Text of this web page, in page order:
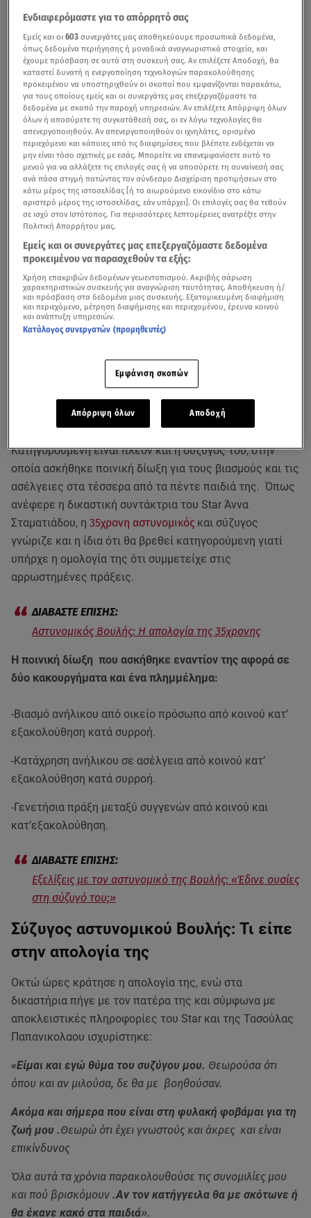
Eξελίξεις υπήρξαν στην υπόθεση του
που κακοποιούσε τα παιδιά του και η οποία έχει
σοκάρει την ελληνική κοινωνία.
Κατηγορούμενη είναι πλέον και η σύζυγός του, στην
οποία ασκήθηκε ποινική δίωξη για τους βιασμούς και τις
ασέλγειες στα τέσσερα από τα πέντε παιδιά της. Όπως
ανέφερε η δικαστική συντάκτρια του Star Άννα
Σταματιάδου, η 35χρονη αστυνομικός και σύζυγος
γνώριζε και η ίδια ότι θα βρεθεί κατηγορούμενη γιατί
υπήρχε η ομολογία της ότι συμμετείχε στις
αρρωστημένες πράξεις.
Αστυνομικός Βουλής: Η απολογία της 35χρονης
Η ποινική δίωξη που ασκήθηκε εναντίον της αφορά σε
δύο κακουργήματα και ένα πλημμέλημα:
-Βιασμό ανήλικου από οικείο πρόσωπο από κοινού κατ’
εξακολούθηση κατά συρροή.
-Κατάχρηση ανήλικου σε ασέλγεια από κοινού κατ’
εξακολούθηση κατά συρροή.
-Γενετήσια πράξη μεταξύ συγγενών από κοινού και
κατ’εξακολούθηση.
Εξελίξεις με τον αστυνομικό της Βουλής: «Έδινε ουσίες
στη σύζυγό του;»
Σύζυγος αστυνομικού Βουλής: Τι είπε
στην απολογία της
Οκτώ ώρες κράτησε η απολογία της, ενώ στα
δικαστήρια πήγε με τον πατέρα της και σύμφωνα με
αποκλειστικές πληροφορίες του Star και της Τασούλας
Παπανικολαου ισχυρίστηκε:
«Είμαι και εγώ θύμα του συζύγου μου. Θεωρούσα ότι
όπου και αν μιλούσα, δε θα με βοηθούσαν.
Ακόμα και σήμερα που είναι στη φυλακή φοβάμαι για τη
ζωή μου .Θεωρώ ότι έχει γνωστούς και άκρες και είναι
επικίνδυνος
Όλα αυτά τα χρόνια παρακολουθούσε τις συνομιλίες μου
και πού βρισκόμουν .Αν τον κατήγγειλα θα με σκότωνε ή
θα έκανε κακό στα παιδιά».
Ενδιαφερόμαστε για το απόρρητό σας
Εμείς και οι603 συνεργάτες μας αποθηκεύουμε προσωπικά δεδομένα,
όπως δεδομένα περιήγησης ή μοναδικά αναγνωριστικά στοιχεία, και
έχουμε πρόσβαση σε αυτά στη συσκευή σας. Αν επιλέξετε Αποδοχή, θα
καταστεί δυνατή η ενεργοποίηση τεχνολογιών παρακολούθησης
προκειμένου να υποστηριχθούν οι σκοποί που εμφανίζονται παρακάτω,
για τους οποίους εμείς και οι συνεργάτες μας επεξεργαζόμαστε τα
δεδομένα με σκοπό την παροχή υπηρεσιών. Αν επιλέξετε Απόρριψη όλων
όλων ή αποσύρετε τη συγκατάθεσή σας, οι εν λόγω τεχνολογίες θα
απενεργοποιηθούν. Αν απενεργοποιηθούν οι ιχνηλάτες, ορισμένο
περιεχόμενο και κάποιες από τις διαφημίσεις που βλέπετε ενδέχεται να
μην είναι τόσο σχετικές με εσάς. Μπορείτε να επανεμφανίσετε αυτό το
μενού για να αλλάξετε τις επιλογές σας ή να αποσύρετε τη συναίνεσή σας
ανά πάσα στιγμή πατώντας τον σύνδεσμο Διαχείριση προτιμήσεων στο
κάτω μέρος της ιστοσελίδας [ή το αιωρούμενο εικονίδιο στο κάτω
αριστερό μέρος της ιστοσελίδας, εάν υπάρχει]. Οι επιλογές σας θα τεθούν
σε ισχύ στον Ιστότοπος. Για περισσότερες λεπτομέρειες ανατρέξτε στην
Πολιτική Απορρήτου μας.
Εμείς και οι συνεργάτες μας επεξεργαζόμαστε δεδομένα
προκειμένου να παρασχεθούν τα εξής:
Χρήση επακριβών δεδομένων γεωεντοπισμού. Ακριβής σάρωση
χαρακτηριστικών συσκευής για αναγνώριση ταυτότητας. Αποθήκευση ή/
και πρόσβαση στα δεδομένα μιας συσκευής. Εξατομικευμένη διαφήμιση
και περιεχόμενο, μέτρηση διαφήμισης και περιεχομένου, έρευνα κοινού
και ανάπτυξη υπηρεσιών.
Κατάλογος συνεργατών (προμηθευτές)
Εμφάνιση σκοπών
Απόρριψη όλων Αποδοχή